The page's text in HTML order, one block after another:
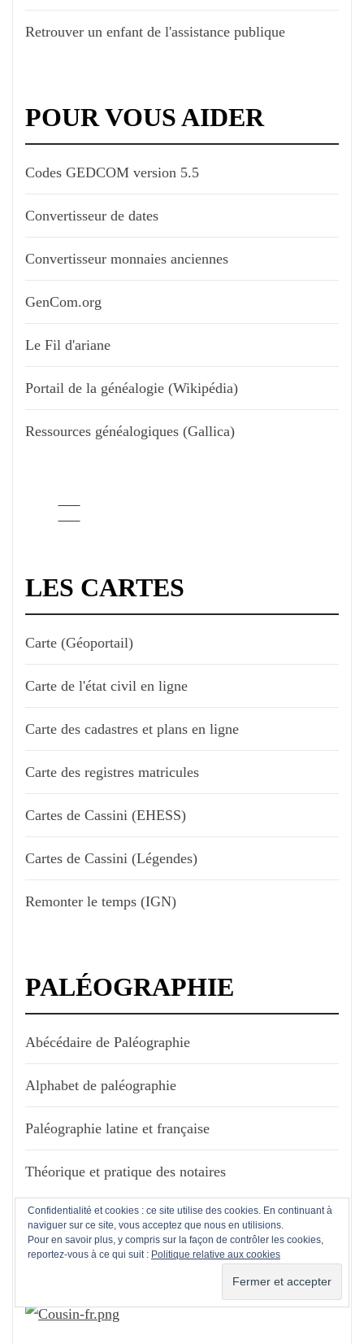
Retrouver un enfant de l'assistance publique
POUR VOUS AIDER
Codes GEDCOM version 5.5
Convertisseur de dates
Convertisseur monnaies anciennes
GenCom.org
Le Fil d'ariane
Portail de la généalogie (Wikipédia)
Ressources généalogiques (Gallica)
LES CARTES
Carte (Géoportail)
Carte de l'état civil en ligne
Carte des cadastres et plans en ligne
Carte des registres matricules
Cartes de Cassini (EHESS)
Cartes de Cassini (Légendes)
Remonter le temps (IGN)
PALÉOGRAPHIE
Abécédaire de Paléographie
Alphabet de paléographie
Paléographie latine et française
Théorique et pratique des notaires
DEGRÉS DE PARENTÉ
Confidentialité et cookies : ce site utilise des cookies. En continuant à
naviguer sur ce site, vous acceptez que nous en utilisions.
Pour en savoir plus, y compris sur la façon de contrôler les cookies,
reportez-vous à ce qui suit : Politique relative aux cookies